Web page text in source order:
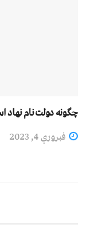
چگونه دولت نام
فبروري 4, 2023